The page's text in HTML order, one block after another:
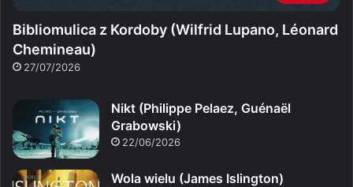
Bibliomulica z Kordoby (Wilfrid Lupano, Léonard
Chemineau)
27/07/2026
Nikt (Philippe Pelaez, Guénaël
Grabowski)
22/06/2026
Wola wielu (James Islington)